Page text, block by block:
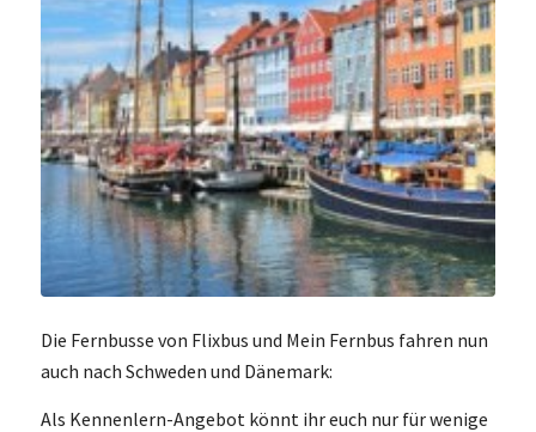
Die Fernbusse von Flixbus und Mein Fernbus fahren nun
auch nach Schweden und Dänemark:
Als Kennenlern-Angebot könnt ihr euch nur für wenige